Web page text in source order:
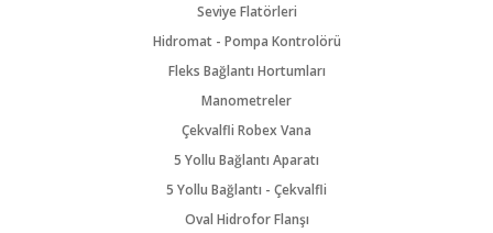
Seviye Flatörleri
Hidromat - Pompa Kontrolörü
Fleks Bağlantı Hortumları
Manometreler
Çekvalfli Robex Vana
5 Yollu Bağlantı Aparatı
5 Yollu Bağlantı - Çekvalfli
Oval Hidrofor Flanşı